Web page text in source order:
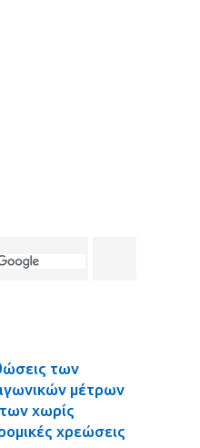
των
μέτρων
χωρίς
χρεώσεις